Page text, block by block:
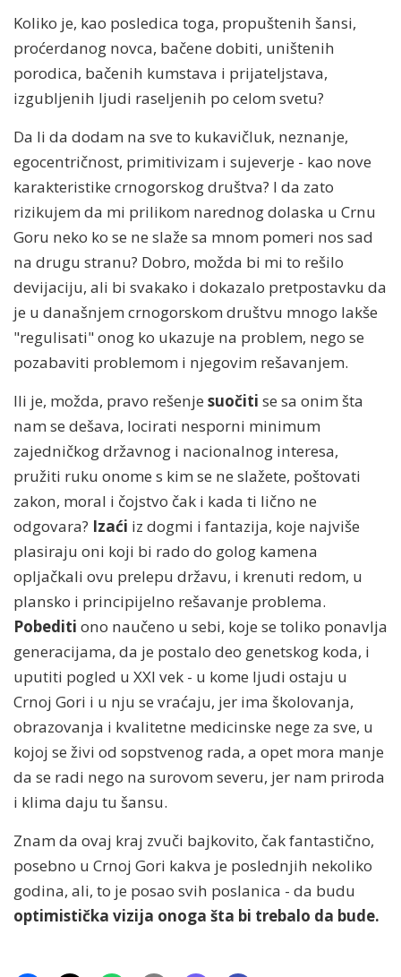
Koliko je, kao posledica toga, propuštenih šansi,
proćerdanog novca, bačene dobiti, uništenih
porodica, bačenih kumstava i prijateljstava,
izgubljenih ljudi raseljenih po celom svetu?
Da li da dodam na sve to kukavičluk, neznanje,
egocentričnost, primitivizam i sujeverje - kao nove
karakteristike crnogorskog društva? I da zato
rizikujem da mi prilikom narednog dolaska u Crnu
Goru neko ko se ne slaže sa mnom pomeri nos sad
na drugu stranu? Dobro, možda bi mi to rešilo
devijaciju, ali bi svakako i dokazalo pretpostavku da
je u današnjem crnogorskom društvu mnogo lakše
"regulisati" onog ko ukazuje na problem, nego se
pozabaviti problemom i njegovim rešavanjem.
Ili je, možda, pravo rešenje suočiti se sa onim šta
nam se dešava, locirati nesporni minimum
zajedničkog državnog i nacionalnog interesa,
pružiti ruku onome s kim se ne slažete, poštovati
zakon, moral i čojstvo čak i kada ti lično ne
odgovara? Izaći iz dogmi i fantazija, koje najviše
plasiraju oni koji bi rado do golog kamena
opljačkali ovu prelepu državu, i krenuti redom, u
plansko i principijelno rešavanje problema.
Pobediti ono naučeno u sebi, koje se toliko ponavlja
generacijama, da je postalo deo genetskog koda, i
uputiti pogled u XXI vek - u kome ljudi ostaju u
Crnoj Gori i u nju se vraćaju, jer ima školovanja,
obrazovanja i kvalitetne medicinske nege za sve, u
kojoj se živi od sopstvenog rada, a opet mora manje
da se radi nego na surovom severu, jer nam priroda
i klima daju tu šansu.
Znam da ovaj kraj zvuči bajkovito, čak fantastično,
posebno u Crnoj Gori kakva je poslednjih nekoliko
godina, ali, to je posao svih poslanica - da budu
optimistička vizija onoga šta bi trebalo da bude.